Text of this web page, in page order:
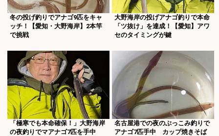
冬の投げ釣りでアナゴ9匹をキャ
ッチ！【愛知・大野海岸】2本竿
で挑戦
大野海岸の投げアナゴ釣りで本命
「ツ抜け」を達成！【愛知】アワ
セのタイミングが鍵
「極寒でも本命確保！」大野海岸
の夜釣りでマアナゴ7匹を手中
名古屋港での夜のぶっこみ釣りで
アナゴ7匹手中 カップ焼きそば